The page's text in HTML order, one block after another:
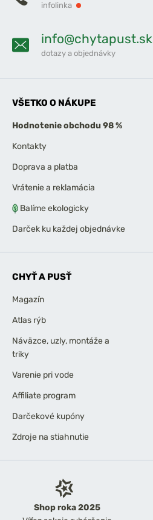
Shop roka 2025
infolinka
info@chytapust.sk
dotazy a objednávky
VŠETKO O NÁKUPE
Hodnotenie obchodu 98 %
Kontakty
Doprava a platba
Vrátenie a reklamácia
Balíme ekologicky
Darček ku každej objednávke
CHYŤ A PUSŤ
Magazín
Atlas rýb
Náväzce, uzly, montáže a
triky
Varenie pri vode
Affiliate program
Darčekové kupóny
Zdroje na stiahnutie